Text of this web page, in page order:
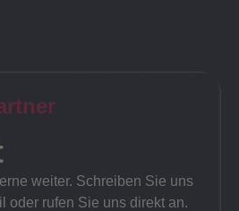
weiter. Schreiben Sie uns
oder rufen Sie uns direkt an.